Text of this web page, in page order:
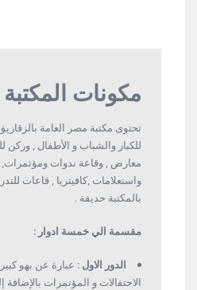
مكونات المكتبة
تحتوى مكتبة مصر العامة
للكبار والشباب و الأطفال , وركن
معارض , وقاعة ندوات ومؤتمرات,
واستعلامات ,كافيتريا , قاعات
بالمكتبة حديقة .
مقسمة الي خمسة ادوار :
الدور الاول : عبارة عن بهو
الاحتفالات و المؤتمرات